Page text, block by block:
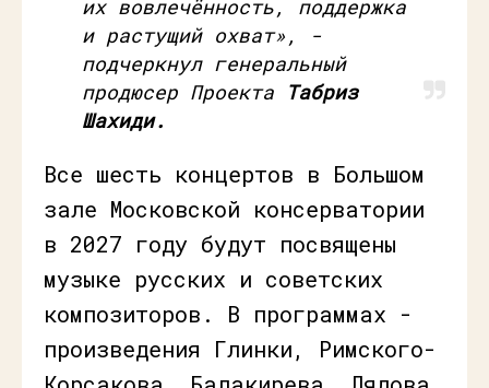
их вовлечённость, поддержка
и растущий охват»,
-
подчеркнул генеральный
продюсер Проекта Табриз
Шахиди.
Все шесть концертов в Большом
зале Московской консерватории
в 2027 году будут посвящены
музыке русских и советских
композиторов. В программах -
произведения Глинки, Римского-